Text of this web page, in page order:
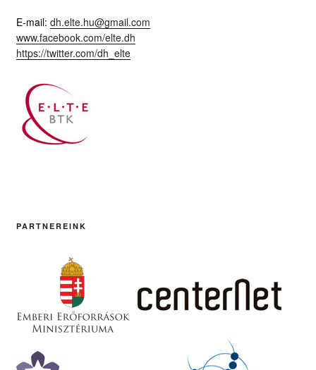
E-mail: dh.elte.hu@gmail.com
www.facebook.com/elte.dh
https://twitter.com/dh_elte
PARTNEREINK